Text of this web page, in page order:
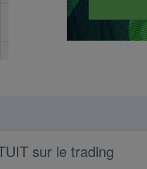
sur le trading